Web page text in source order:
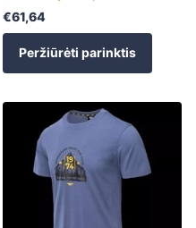
€61,64
Peržiūrėti parinktis